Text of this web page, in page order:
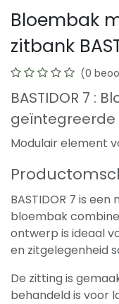
Bloembak
zitbank
(0
BASTIDOR 7 :
geïntegreerde
Modulair element
BASTIDOR 7 is
bloembak
ontwerp is ideaal
en zitgelegenheid
De zitting is
behandeld is voor